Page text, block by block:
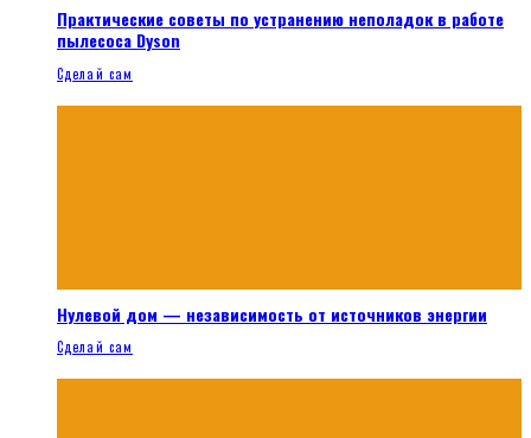
Практические советы по устранению неполадок в работе
пылесоса Dyson
Сделай сам
Нулевой дом — независимость от источников энергии
Сделай сам